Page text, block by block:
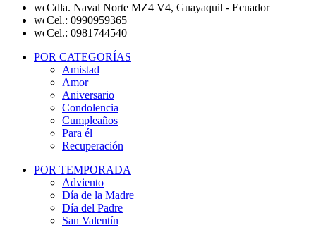
Cdla. Naval Norte MZ4 V4, Guayaquil - Ecuador
Cel.: 0990959365
Cel.: 0981744540
POR CATEGORÍAS
Amistad
Amor
Aniversario
Condolencia
Cumpleaños
Para él
Recuperación
POR TEMPORADA
Adviento
Día de la Madre
Día del Padre
San Valentín